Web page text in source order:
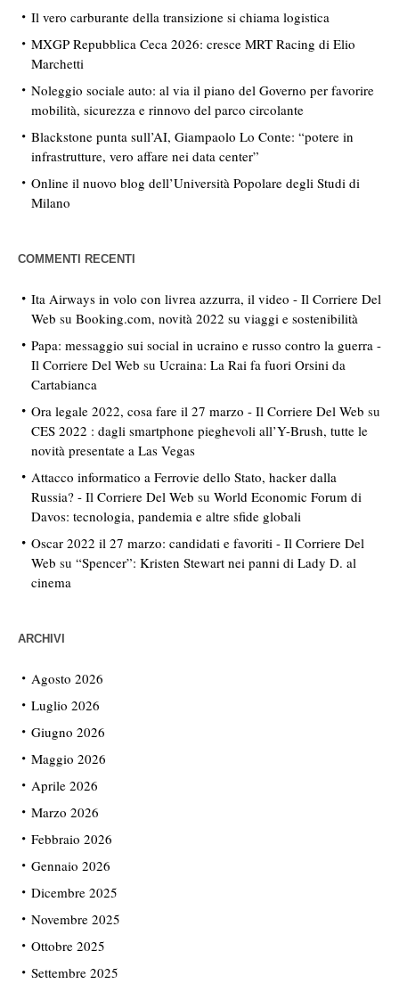
Il vero carburante della transizione si chiama logistica
MXGP Repubblica Ceca 2026: cresce MRT Racing di Elio
Marchetti
Noleggio sociale auto: al via il piano del Governo per favorire
mobilità, sicurezza e rinnovo del parco circolante
Blackstone punta sull’AI, Giampaolo Lo Conte: “potere in
infrastrutture, vero affare nei data center”
Online il nuovo blog dell’Università Popolare degli Studi di
Milano
COMMENTI RECENTI
Ita Airways in volo con livrea azzurra, il video - Il Corriere Del
Web su Booking.com, novità 2022 su viaggi e sostenibilità
Papa: messaggio sui social in ucraino e russo contro la guerra -
Il Corriere Del Web su Ucraina: La Rai fa fuori Orsini da
Cartabianca
Ora legale 2022, cosa fare il 27 marzo - Il Corriere Del Web su
CES 2022 : dagli smartphone pieghevoli all’Y-Brush, tutte le
novità presentate a Las Vegas
Attacco informatico a Ferrovie dello Stato, hacker dalla
Russia? - Il Corriere Del Web su World Economic Forum di
Davos: tecnologia, pandemia e altre sfide globali
Oscar 2022 il 27 marzo: candidati e favoriti - Il Corriere Del
Web su “Spencer”: Kristen Stewart nei panni di Lady D. al
cinema
ARCHIVI
Agosto 2026
Luglio 2026
Giugno 2026
Maggio 2026
Aprile 2026
Marzo 2026
Febbraio 2026
Gennaio 2026
Dicembre 2025
Novembre 2025
Ottobre 2025
Settembre 2025